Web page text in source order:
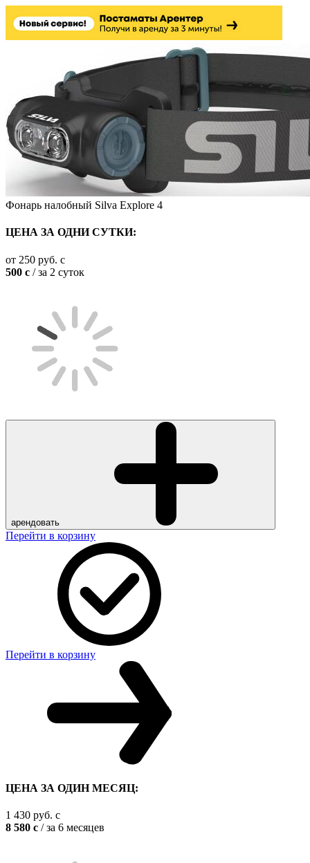
Фонарь налобный Silva Explore 4
ЦЕНА ЗА ОДНИ СУТКИ:
от 250 руб. c
500 c / за 2 суток
арендовать
Перейти в корзину
Перейти в корзину
ЦЕНА ЗА ОДИН МЕСЯЦ:
1 430 руб. c
8 580 c / за 6 месяцев